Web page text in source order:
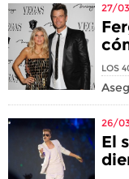
27/
LOS
26/
El